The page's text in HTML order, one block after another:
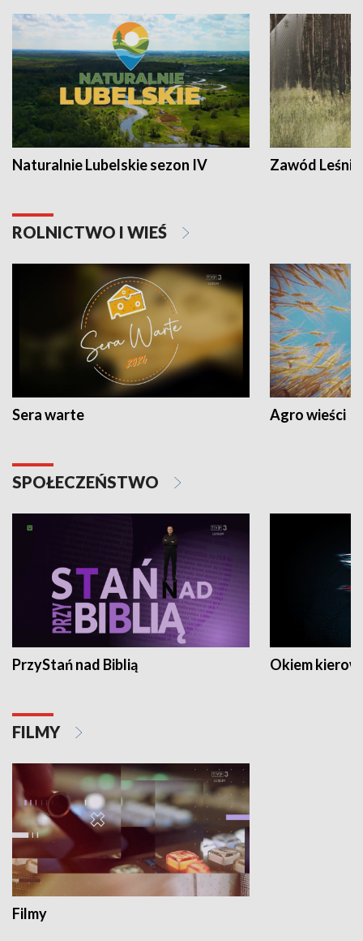
Naturalnie Lubelskie sezon IV Zawód Leśnik
ROLNICTWO I WIEŚ
Sera warte Agro wieści
SPOŁECZEŃSTWO
PrzyStań nad Biblią Okiem
FILMY
Filmy